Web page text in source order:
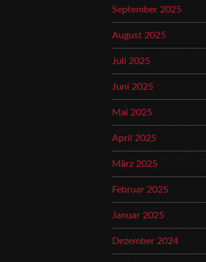
September 2025
August 2025
Juli 2025
Juni 2025
Mai 2025
April 2025
März 2025
Februar 2025
Januar 2025
Dezember 2024